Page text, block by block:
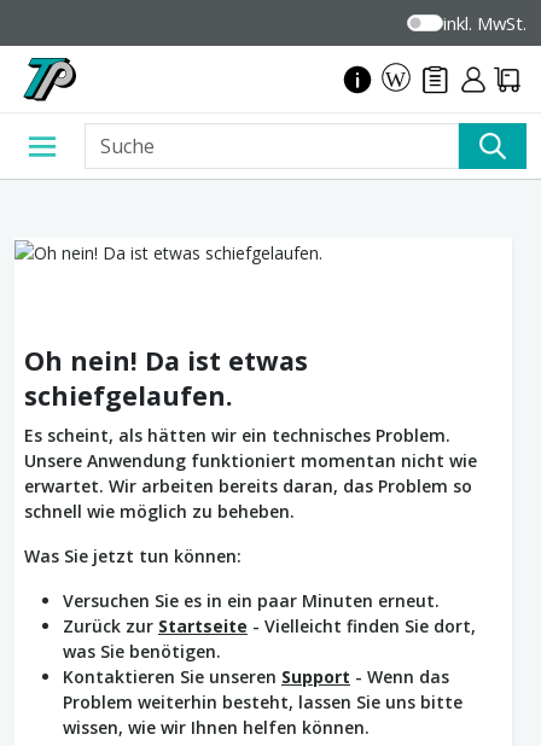
inkl. MwSt.
Oh nein! Da ist etwas
schiefgelaufen.
Es scheint, als hätten wir ein technisches Problem.
Unsere Anwendung funktioniert momentan nicht wie
erwartet. Wir arbeiten bereits daran, das Problem so
schnell wie möglich zu beheben.
Was Sie jetzt tun können:
Versuchen Sie es in ein paar Minuten erneut.
Zurück zur Startseite - Vielleicht finden Sie dort,
was Sie benötigen.
Kontaktieren Sie unseren Support - Wenn das
Problem weiterhin besteht, lassen Sie uns bitte
wissen, wie wir Ihnen helfen können.